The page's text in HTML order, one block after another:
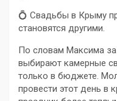
💍 Свадьбы в Крыму
становятся другими.
По словам Максима
выбирают камерные
только в бюджете.
провести этот день в